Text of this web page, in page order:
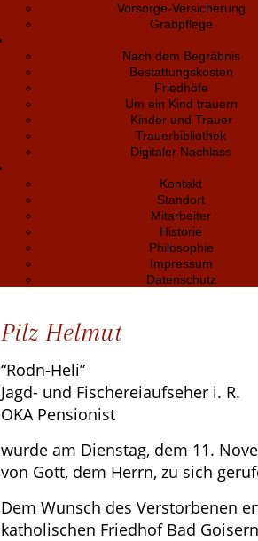
Vorsorge-Versicherung
Grabpflege
Nach dem Begräbnis
Bestattungskosten
Friedhöfe
Um ein Kind trauern
Kinder und Trauer
Trauerbibliothek
Digitaler Nachlass
Kontakt
Standort
Mitarbeiter
Historie
Philosophie
Impressum
Datenschutz
Pilz Helmut
“Rodn-Heli”
Jagd- und Fischereiaufseher i. R.
OKA Pensionist
wurde am Dienstag, dem 11.
von Gott, dem Herrn, zu sich
Dem Wunsch des Verstorbenen
katholischen Friedhof Bad